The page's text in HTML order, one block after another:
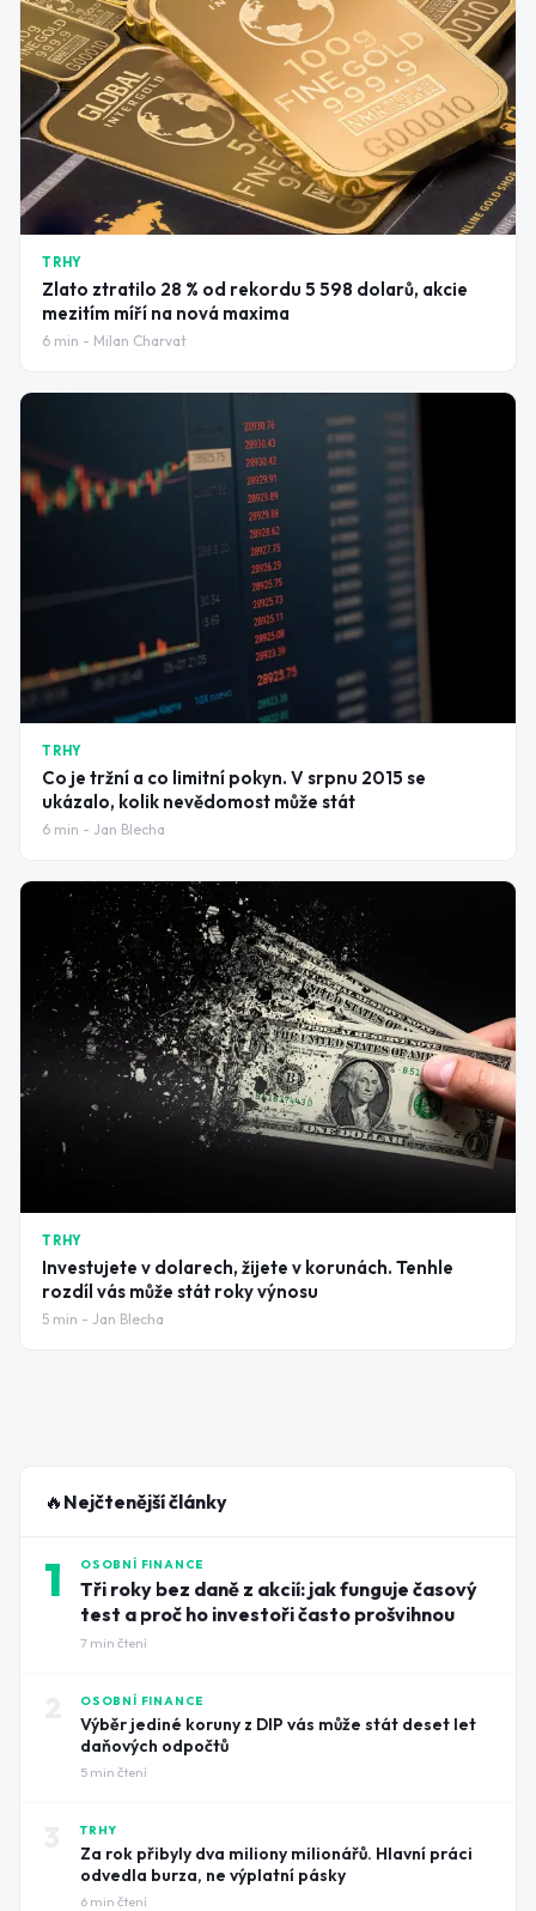
TRHY
Zlato ztratilo 28 % od rekordu 5 598 dolarů, akcie
mezitím míří na nová maxima
6 min - Milan Charvat
TRHY
Co je tržní a co limitní pokyn. V srpnu 2015 se
ukázalo, kolik nevědomost může stát
6 min - Jan Blecha
TRHY
Investujete v dolarech, žijete v korunách. Tenhle
rozdíl vás může stát roky výnosu
5 min - Jan Blecha
🔥 Nejčtenější články
1 OSOBNÍ FINANCE
Tři roky bez daně z akcií: jak funguje časový
test a proč ho investoři často prošvihnou
7 min čtení
OSOBNÍ FINANCE
Výběr jediné koruny z DIP vás může stát deset let
daňových odpočtů
5 min čtení
TRHY
Za rok přibyly dva miliony milionářů. Hlavní práci
odvedla burza, ne výplatní pásky
6 min čtení